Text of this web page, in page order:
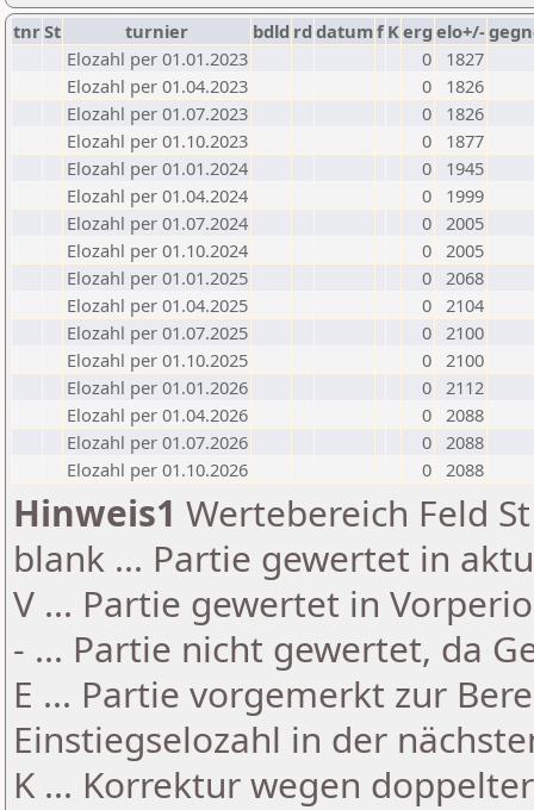
tnrSt turnier bdld rd datumf Kerg elo+/-
Elozahl per 01.01.2023
0
1827
Elozahl per 01.04.2023
0
1826
Elozahl per 01.07.2023
0
1826
Elozahl per 01.10.2023
0
1877
Elozahl per 01.01.2024
0
1945
Elozahl per 01.04.2024
0
1999
Elozahl per 01.07.2024
0 2005
Elozahl per 01.10.2024
0 2005
Elozahl per 01.01.2025
0 2068
Elozahl per 01.04.2025
0 2104
Elozahl per 01.07.2025
0 2100
Elozahl per 01.10.2025
0 2100
Elozahl per 01.01.2026
0 2112
Elozahl per 01.04.2026
0 2088
Elozahl per 01.07.2026
0 2088
Elozahl per 01.10.2026
0 2088
Hinweis1 Wertebereich Feld
blank ... Partie gewertet in
V ... Partie gewertet in
- ... Partie nicht gewertet, da
E ... Partie vorgemerkt zur
Einstiegselozahl in der
K ... Korrektur wegen